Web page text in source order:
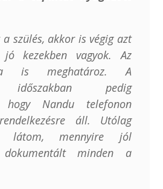
szülés, akkor is végig azt
jó kezekben vagyok. Az
is meghatároz. A
időszakban pedig
hogy Nandu telefonon
áll. Utólag
látom, mennyire jól
minden a